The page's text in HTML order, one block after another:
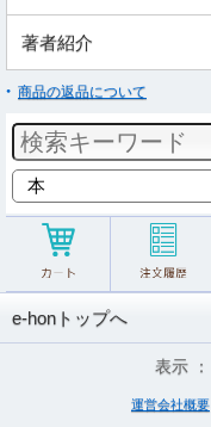
著者紹介
商品の返品について
e-honトップへ
表示 ：
運営会社概要